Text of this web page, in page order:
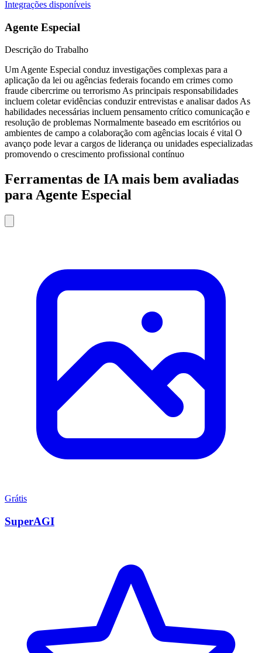
Integrações disponíveis
Agente Especial
Descrição do Trabalho
Um Agente Especial conduz investigações complexas para a
aplicação da lei ou agências federais focando em crimes como
fraude cibercrime ou terrorismo As principais responsabilidades
incluem coletar evidências conduzir entrevistas e analisar dados As
habilidades necessárias incluem pensamento crítico comunicação e
resolução de problemas Normalmente baseado em escritórios ou
ambientes de campo a colaboração com agências locais é vital O
avanço pode levar a cargos de liderança ou unidades especializadas
promovendo o crescimento profissional contínuo
Ferramentas de IA mais bem avaliadas
para Agente Especial
Grátis
SuperAGI